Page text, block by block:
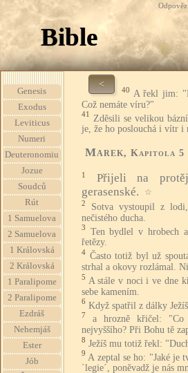
Bible
Genesis
Exodus
Leviticus
Numeri
Deuteronomiu
Jozue
Soudců
Rút
1 Samuelova
2 Samuelova
1 Královská
2 Královská
1 Paralipome
2 Paralipome
Ezdráš
Nehemjáš
Ester
Jób
<
40 A řekl jim:
Což nemáte víru?"
41 Zděsili se velikou
je, že ho poslouchá i vítr i
Marek, Kapitola 5
1
Přijeli na
gerasenské.
☆
2
Sotva vystoupil z
nečistého ducha.
3
Ten bydlel v hrobech
řetězy.
4 Často totiž byl už
strhal a okovy rozlámal.
5 A stále v noci i ve dne
sebe kamením.
6 Když spatřil z dálky
7
a hrozně křičel:
nejvyššího? Při Bohu tě
8 Ježíš mu totiž řekl:
9 A zeptal se ho: "Jaké je
`legie´, poněvadž je nás